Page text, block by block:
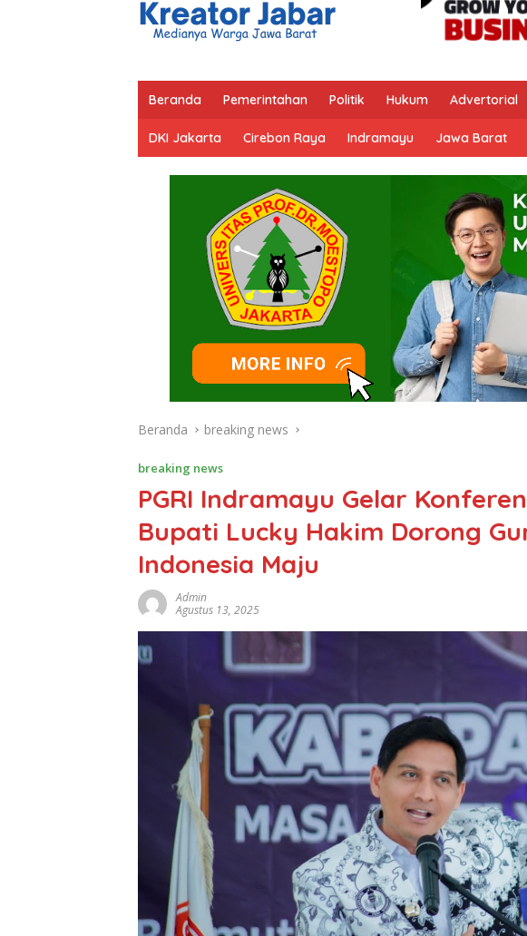
Beranda Pemerintahan Politik Hukum Advertorial
DKI Jakarta Cirebon Raya Indramayu Jawa Barat
Beranda breaking news
breaking news
PGRI Indramayu Gelar
Bupati Lucky Hakim Dorong
Indonesia Maju
Admin
Agustus 13, 2025